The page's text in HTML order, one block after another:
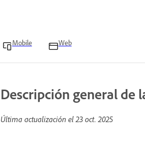
Mobile Web
Descripción general de
Última actualización el23 oct. 2025